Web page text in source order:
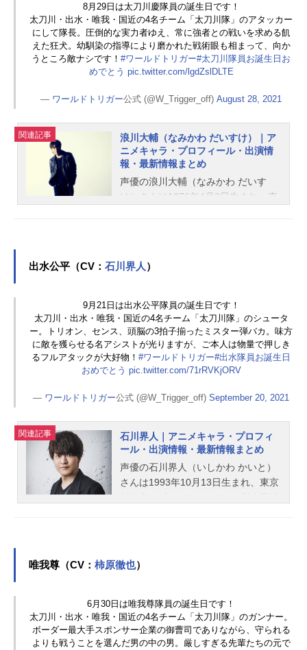
8月29日は太刀川慶隊員の誕生日です！
太刀川・出水・唯我・国近の4名チーム「太刀川隊」のアタッカー
にして隊長。圧倒的な実力者ゆえ、常に強者との戦いを求める飢
えた狂犬。幼馴染の指導により磨かれた戦術眼も相まって、向か
うところ敵ナシです！#ワールドトリガー#太刀川隊員お誕生日お
めでとう pic.twitter.com/lgdZslDLTE
— ワールドトリガー公式 (@W_Trigger_off)August 28, 2021
関連記事
浪川大輔（なみかわ だいすけ）｜ア
ニメキャラ・プロフィール・出演情
報・最新情報まとめ
声優の浪川大輔（なみかわ だいす
け）さんは1976年4月2日生まれ、東
は、浪川大輔さんのオススメ記事を
出水公平（CV： 石川界人 ）
9月21日は出水公平隊員の誕生日です！
太刀川・出水・唯我・国近の4名チーム「太刀川隊」のシュータ
ー。トリオン、センス、頭脳の3拍子揃ったミスター弾バカ。味方
に敵を獲らせる名アシストが光りますが、ご本人は物量で押しき
るフルアタックが大好物！#ワールドトリガー#出水隊員お誕生日
おめでとう pic.twitter.com/71rRVKjORV
— ワールドトリガー公式 (@W_Trigger_off)September 20, 2021
関連記事
石川界人｜アニメキャラ・プロフィ
ール・出演情報・最新情報まとめ
声優の石川界人（いしかわ かいと）
さんは1993年10月13日生まれ、東京
こちらでは、石川界人さんのオスス
メ記事をご紹介！
唯我尊（CV： 柿原徹也）
6月30日は唯我尊隊員の誕生日です！
太刀川・出水・唯我・国近の4名チーム「太刀川隊」のガンナー。
ボーダー最大手スポンサー企業の御曹司でありながら、守られる
よりも戦うことを選んだ男の中の男。厳しすぎる先輩たちの元で